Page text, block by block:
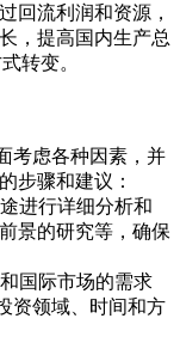
回流利润和资源，
，提高国内生产总
转变。
考虑各种因素，并
步骤和建议：
进行详细分析和
景的研究等，确保
国际市场的需求
资领域、时间和方